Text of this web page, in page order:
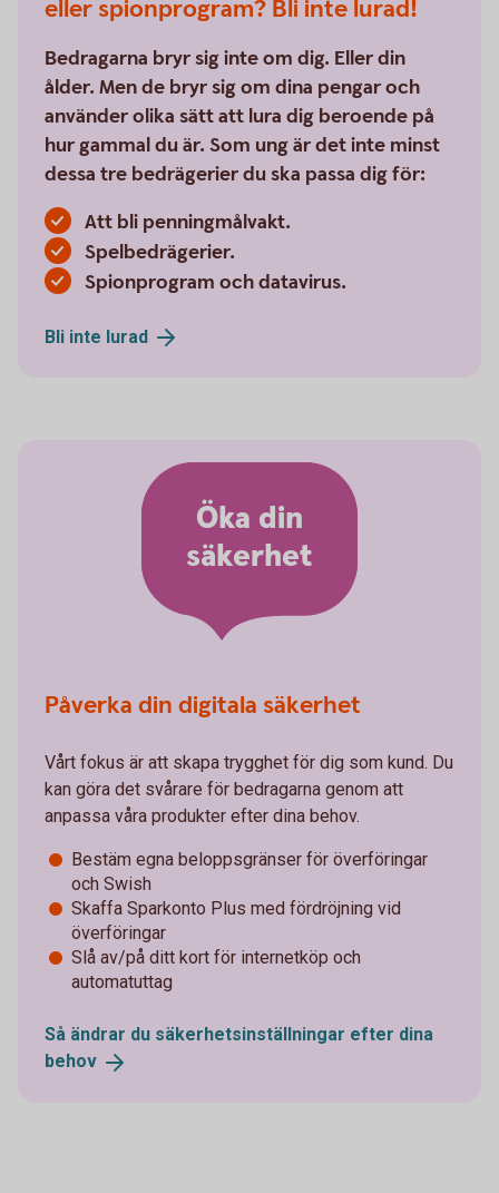
eller spionprogram? Bli inte lurad!
Bedragarna bryr sig inte om dig. Eller din
ålder. Men de bryr sig om dina pengar och
använder olika sätt att lura dig beroende på
hur gammal du är. Som ung är det inte minst
dessa tre bedrägerier du ska passa dig för:
Att bli penningmålvakt.
Spelbedrägerier.
Spionprogram och datavirus.
Bli inte lurad
Öka din
säkerhet
Påverka din digitala säkerhet
Vårt fokus är att skapa trygghet för dig som kund. Du
kan göra det svårare för bedragarna genom att
anpassa våra produkter efter dina behov.
Bestäm egna beloppsgränser för överföringar
och Swish
Skaffa Sparkonto Plus med fördröjning vid
överföringar
Slå av/på ditt kort för internetköp och
automatuttag
Så ändrar du säkerhetsinställningar efter dina
behov